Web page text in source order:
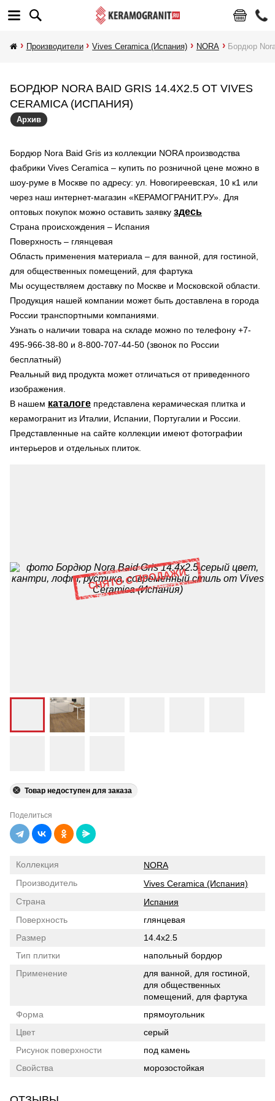
Производители Vives Ceramica (Испания) NORA Бордюр
БОРДЮР NORA BAID GRIS 14.4X2.5 ОТ VIVES
CERAMICA (ИСПАНИЯ)
Архив
Бордюр Nora Baid Gris из коллекции NORA производства
фабрики Vives Ceramica – купить по розничной цене можно в
шоу-руме в Москве по адресу: ул. Новогиреевская, 10 к1 или
через наш интернет-магазин «КЕРАМОГРАНИТ.РУ». Для
оптовых покупок можно оставить заявку здесь
Страна происхождения – Испания
Поверхность – глянцевая
Область применения материала – для ванной, для гостиной,
для общественных помещений, для фартука
Мы осуществляем доставку по Москве и Московской области.
Продукция нашей компании может быть доставлена в города
России транспортными компаниями.
Узнать о наличии товара на складе можно по телефону +7-
495-966-38-80 и 8-800-707-44-50 (звонок по России
бесплатный)
Реальный вид продукта может отличаться от приведенного
изображения.
В нашем каталоге представлена керамическая плитка и
керамогранит из Италии, Испании, Португалии и России.
Представленные на сайте коллекции имеют фотографии
интерьеров и отдельных плиток.
Товар недоступен для заказа
Поделиться
Коллекция
NORA
Производитель
Vives Ceramica (Испания)
Страна
Испания
Поверхность
глянцевая
Размер
14.4x2.5
Тип плитки
напольный бордюр
Применение
для ванной, для гостиной,
для общественных
помещений, для фартука
Форма
прямоугольник
Цвет
серый
Рисунок поверхности
под камень
Свойства
морозостойкая